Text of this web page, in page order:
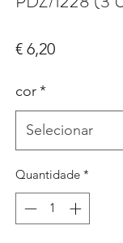
€ 6,20Preço
cor*
Selecionar
Quantidade *